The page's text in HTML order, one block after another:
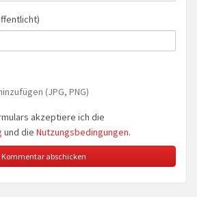
(JPG, PNG)
akzeptiere ich die
und die Nutzungsbedingungen.